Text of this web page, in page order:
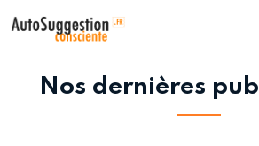
Nos dernières